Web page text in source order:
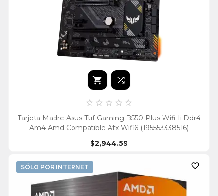
 
    
Tarjeta Madre Asus Tuf Gaming B550-Plus Wifi Ii Ddr4
Am4 Amd Compatible Atx Wifi6 (195553338516)
$2,944.59
SÓLO POR INTERNET 